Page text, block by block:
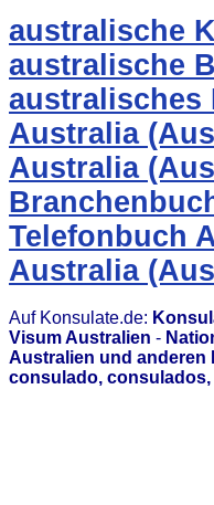
australische
australische
australisches
Australia
Australia
Telefonbuch
Australia
Auf Konsulate.de:
Visum Australien -
Australien und anderen
consulado,